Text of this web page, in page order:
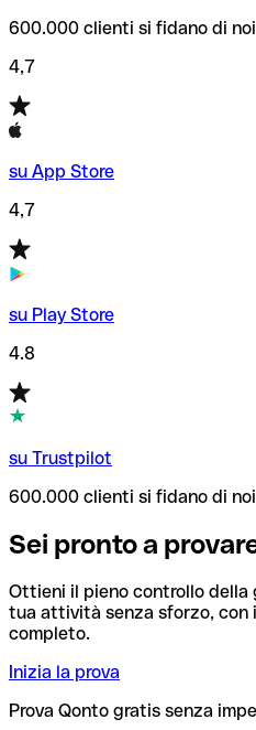
600.000 clienti si fidano di noi
4,7
su App Store
4,7
su Play Store
4.8
su Trustpilot
600.000 clienti si fidano di noi
Sei pronto a
Ottieni il pieno controllo della
tua attività senza sforzo, con
completo.
Inizia la prova
Prova Qonto gratis senza